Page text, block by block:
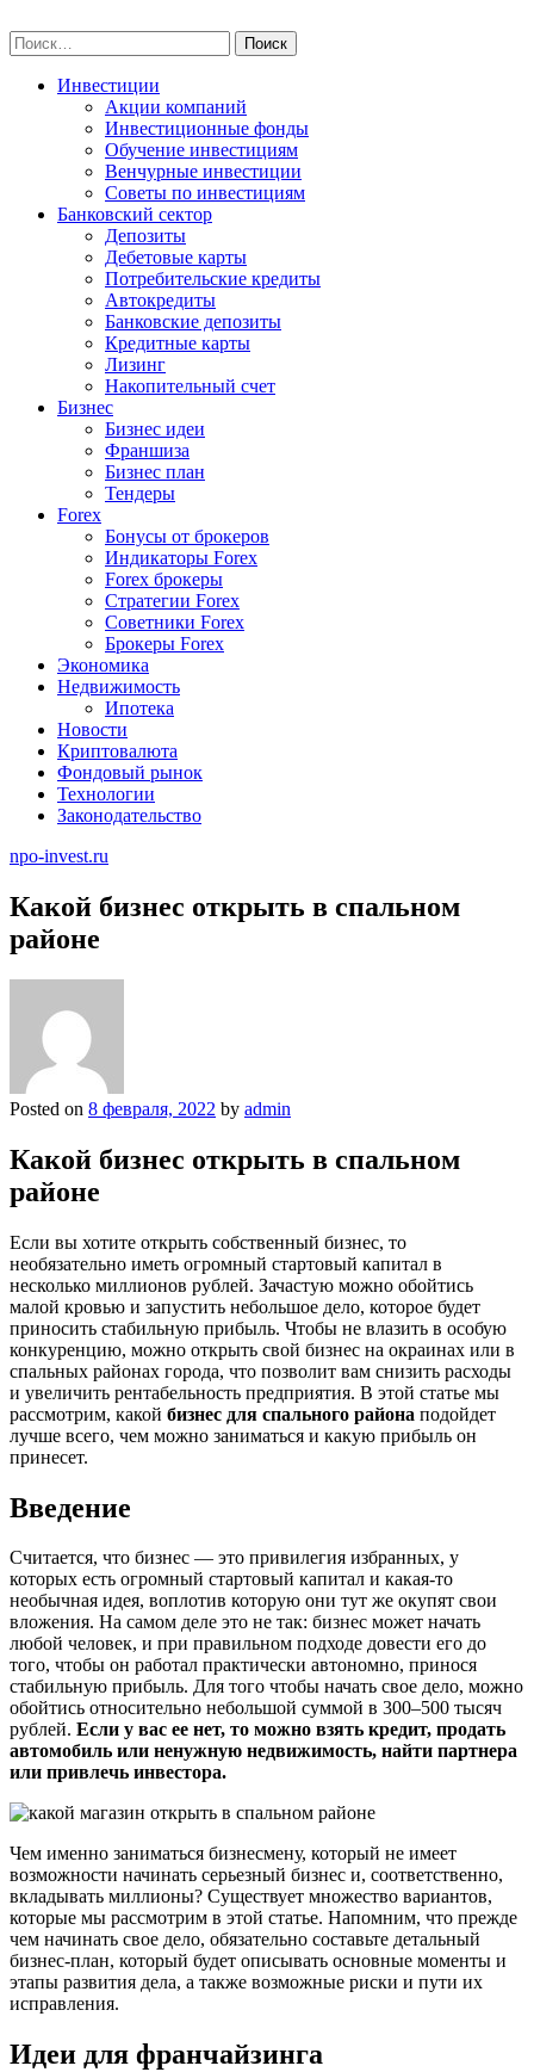
to
content
Найти:
Инвестиции
Акции компаний
Инвестиционные фонды
Обучение инвестициям
Венчурные инвестиции
Советы по инвестициям
Банковский сектор
Депозиты
Дебетовые карты
Потребительские кредиты
Автокредиты
Банковские депозиты
Кредитные карты
Лизинг
Накопительный счет
Бизнес
Бизнес идеи
Франшиза
Бизнес план
Тендеры
Forex
Бонусы от брокеров
Индикаторы Forex
Forex брокеры
Стратегии Forex
Советники Forex
Брокеры Forex
Экономика
Недвижимость
Ипотека
Новости
Криптовалюта
Фондовый рынок
Технологии
Законодательство
npo-invest.ru
Какой бизнес открыть в спальном
районе
Posted on 8 февраля, 2022 by admin
Какой бизнес открыть в спальном
районе
Если вы хотите открыть собственный бизнес, то
необязательно иметь огромный стартовый капитал в
несколько миллионов рублей. Зачастую можно обойтись
малой кровью и запустить небольшое дело, которое будет
приносить стабильную прибыль. Чтобы не влазить в особую
конкуренцию, можно открыть свой бизнес на окраинах или в
спальных районах города, что позволит вам снизить расходы
и увеличить рентабельность предприятия. В этой статье мы
рассмотрим, какой бизнес для спального района подойдет
лучше всего, чем можно заниматься и какую прибыль он
принесет.
Введение
Считается, что бизнес — это привилегия избранных, у
которых есть огромный стартовый капитал и какая-то
необычная идея, воплотив которую они тут же окупят свои
вложения. На самом деле это не так: бизнес может начать
любой человек, и при правильном подходе довести его до
того, чтобы он работал практически автономно, принося
стабильную прибыль. Для того чтобы начать свое дело, можно
обойтись относительно небольшой суммой в 300–500 тысяч
рублей. Если у вас ее нет, то можно взять кредит, продать
автомобиль или ненужную недвижимость, найти партнера
или привлечь инвестора.
Чем именно заниматься бизнесмену, который не имеет
возможности начинать серьезный бизнес и, соответственно,
вкладывать миллионы? Существует множество вариантов,
которые мы рассмотрим в этой статье. Напомним, что прежде
чем начинать свое дело, обязательно составьте детальный
бизнес-план, который будет описывать основные моменты и
этапы развития дела, а также возможные риски и пути их
исправления.
Идеи для франчайзинга